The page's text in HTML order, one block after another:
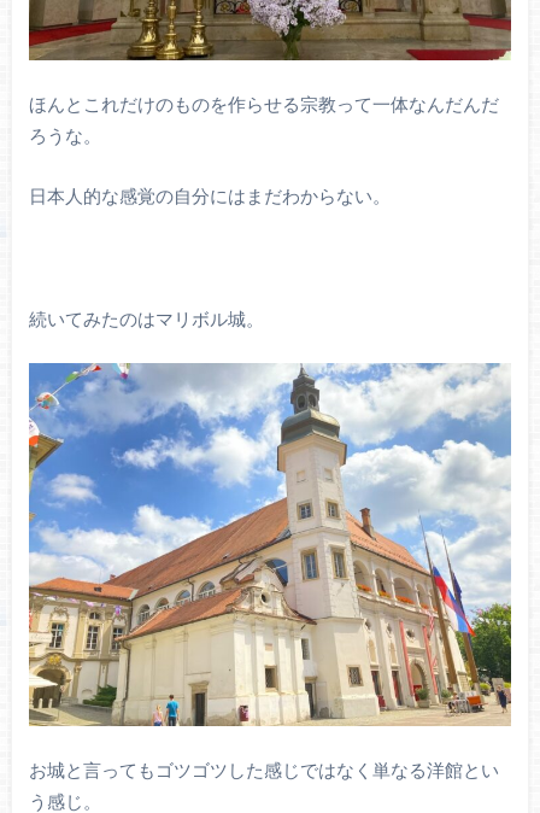
ほんとこれだけのものを作らせる宗教って一体なんだんだ
ろうな。
日本人的な感覚の自分にはまだわからない。
続いてみたのはマリボル城。
お城と言ってもゴツゴツした感じではなく単なる洋館とい
う感じ。